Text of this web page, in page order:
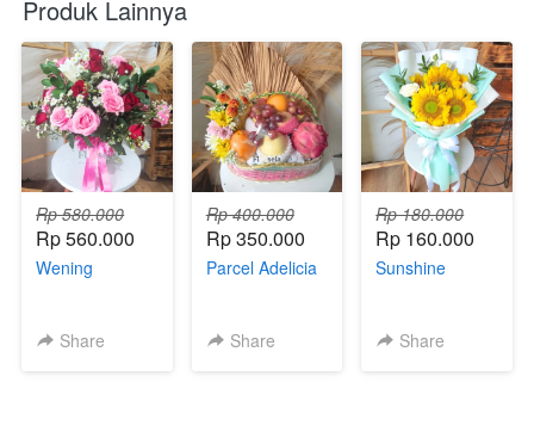
Produk Lainnya
Rp 580.000
Rp 560.000
Wening
Share
Rp 400.000
Rp 350.000
Parcel Adelicia
Share
Rp 180.000
Rp 160.000
Sunshine
Share